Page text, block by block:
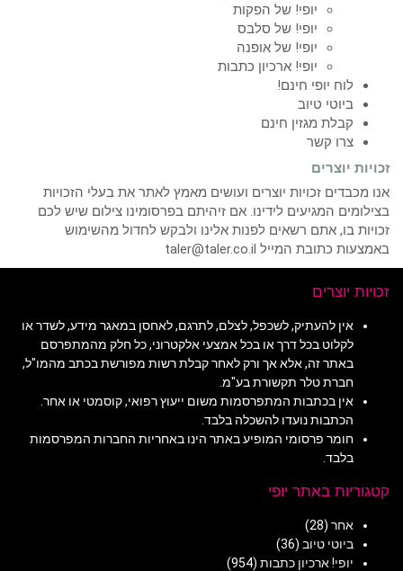
יופי! של הפקות
יופי! של סלבס
יופי! של אופנה
יופי! ארכיון כתבות
לוח יופי חינם!
ביוטי טיוב
קבלת מגזין חינם
צרו קשר
זכויות יוצרים
אנו מכבדים זכויות יוצרים ועושים מאמץ לאתר את בעלי הזכויות
בצילומים המגיעים לידינו. אם זיהיתם בפרסומינו צילום שיש לכם
זכויות בו, אתם רשאים לפנות אלינו ולבקש לחדול מהשימוש
באמצעות כתובת המייל taler@taler.co.il
זכויות יוצרים
אין להעתיק, לשכפל, לצלם, לתרגם, לאחסן במאגר מידע, לשדר או
לקלוט בכל דרך או בכל אמצעי אלקטרוני, כל חלק מהמתפרסם
באתר זה, אלא אך ורק לאחר קבלת רשות מפורשת בכתב מהמו"ל,
חברת טלר תקשורת בע"מ.
אין בכתבות המתפרסמות משום ייעוץ רפואי, קוסמטי או אחר.
הכתבות נועדו להשכלה בלבד.
חומר פרסומי המופיע באתר הינו באחריות החברות המפרסמות
בלבד.
קטגוריות באתר יופי
אחר (28)
ביוטי טיוב (36)
יופי! ארכיון כתבות (954)